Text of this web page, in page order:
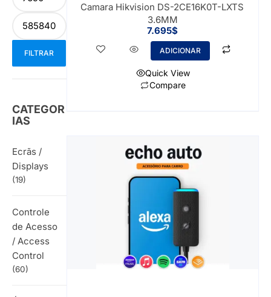
FILTRAR
CATEGOR
IAS
Ecrãs /
Displays
(19)
Controle
de Acesso
/ Access
Control
(60)
Camara Hikvision DS-2CE16K0T-LXTS
3.6MM
7.695$
ADICIONAR
Quick View
Compare